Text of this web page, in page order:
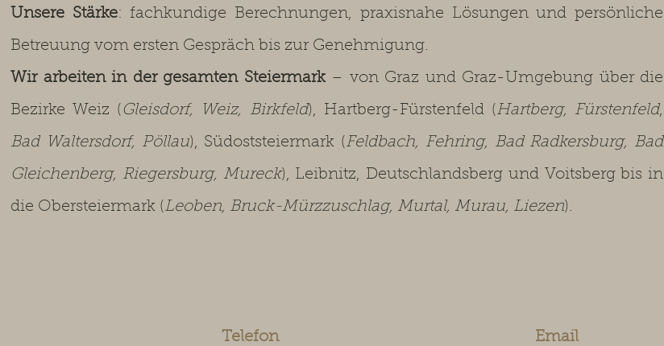
Unsere Stärke: fachkundige Berechnungen, praxisnahe Lösungen und persönliche
Betreuung vom ersten Gespräch bis zur Genehmigung.
Wir arbeiten in der gesamten Steiermark– von Graz und Graz-Umgebung über die
Bezirke Weiz ( Gleisdorf, Weiz, Birkfeld), Hartberg-Fürstenfeld (Hartberg, Fürstenfeld,
Bad Waltersdorf, Pöllau), Südoststeiermark (Feldbach, Fehring, Bad Radkersburg, Bad
Gleichenberg, Riegersburg, Mureck), Leibnitz, Deutschlandsberg und Voitsberg bis in
die Obersteiermark (Leoben, Bruck-Mürzzuschlag, Murtal, Murau, Liezen).
Telefon Email